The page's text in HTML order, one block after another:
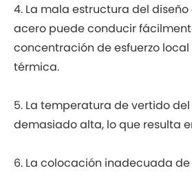
4. La mala estructura del
acero puede conducir
concentración de esfuerzo
térmica.
5. La temperatura de vertido
demasiado alta, lo que resulta
6. La colocación inadecuada